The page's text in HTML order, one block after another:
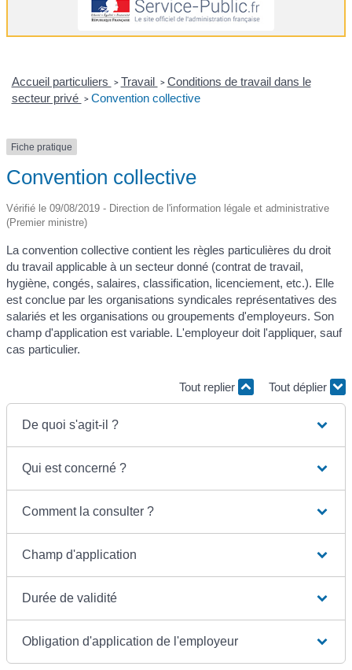
Accueil particuliers > Travail > Conditions de travail dans le
secteur privé > Convention collective
Fiche pratique
Convention collective
Vérifié le 09/08/2019 - Direction de l'information légale et administrative
(Premier ministre)
La convention collective contient les règles particulières du droit
du travail applicable à un secteur donné (contrat de travail,
hygiène, congés, salaires, classification, licenciement, etc.). Elle
est conclue par les organisations syndicales représentatives des
salariés et les organisations ou groupements d'employeurs. Son
champ d'application est variable. L'employeur doit l'appliquer, sauf
cas particulier.
Tout replier Tout déplier
De quoi s'agit-il ?
Qui est concerné ?
Comment la consulter ?
Champ d'application
Durée de validité
Obligation d'application de l'employeur